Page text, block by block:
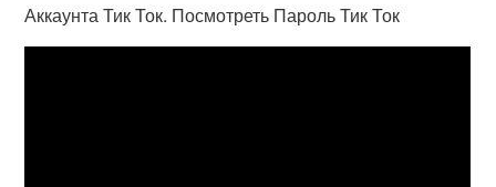
Аккаунта Тик Ток. Посмотреть Пароль Тик Ток